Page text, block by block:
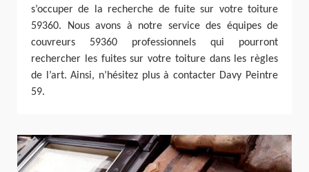
s’occuper de la recherche de fuite sur votre toiture
59360. Nous avons à notre service des équipes de
couvreurs 59360 professionnels qui pourront
rechercher les fuites sur votre toiture dans les règles
de l’art. Ainsi, n’hésitez plus à contacter Davy Peintre
59.